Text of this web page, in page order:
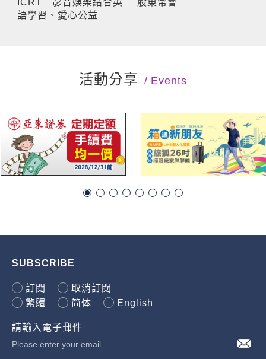
ICRT 影音娛樂結合英
語學習、愛心公益
股東常會
活動分享 Events
SUBSCRIBE
訂閱
取消訂閱
繁體
简体 English
請輸入電子郵件